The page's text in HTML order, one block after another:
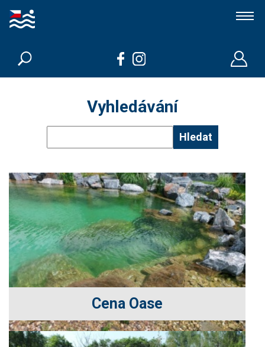
Koupací jezírka a biobazény
Vyhledávání
Hledat
Cena Oase